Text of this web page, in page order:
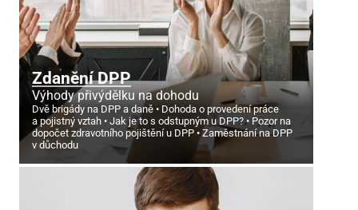
Zdanění DPP
Výhody přivýdělku na dohodu
Dvě brigády na DPP a daně
Dohoda o provedení práce
a pojistný vztah
Jak je to s odstupným u DPP?
Pozor na
dopočet zdravotního pojištění u DPP
Zaměstnání na DPP
v důchodu